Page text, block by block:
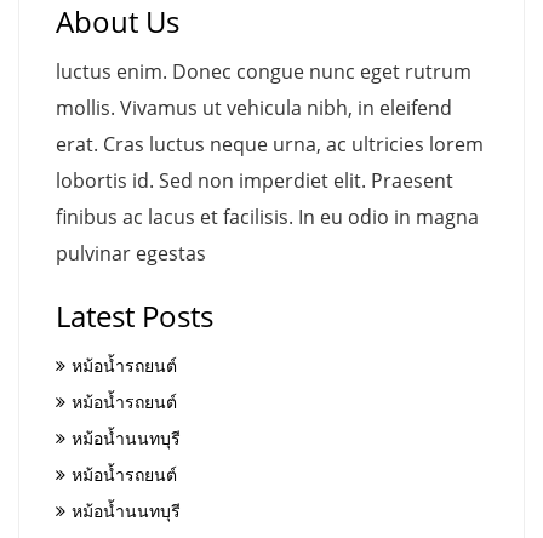
About Us
luctus enim. Donec congue nunc eget rutrum
mollis. Vivamus ut vehicula nibh, in eleifend
erat. Cras luctus neque urna, ac ultricies lorem
lobortis id. Sed non imperdiet elit. Praesent
finibus ac lacus et facilisis. In eu odio in magna
pulvinar egestas
Latest Posts
หม้อน้ำรถยนต์
หม้อน้ำรถยนต์
หม้อน้ำนนทบุรี
หม้อน้ำรถยนต์
หม้อน้ำนนทบุรี